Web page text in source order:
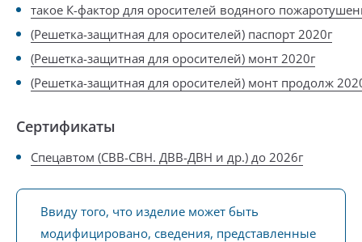
такое К-фактор для оросителей водяного
(Решетка-защитная для оросителей) паспорт 2020г
(Решетка-защитная для оросителей) монт 2020г
(Решетка-защитная для оросителей) монт продолж
Сертификаты
Спецавтом (СВВ-СВН. ДВВ-ДВН и др.) до 2026г
Ввиду того, что изделие может быть
модифицировано, сведения, представленные